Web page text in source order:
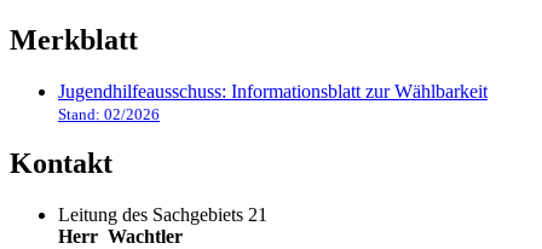
Merkblatt
Jugendhilfeausschuss: Informationsblatt zur Wählbarkeit
Stand: 02/2026
Kontakt
Leitung des Sachgebiets 21
Herr Wachtler